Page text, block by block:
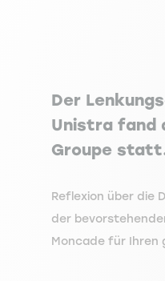
Der
Unistra fand
Groupe
Reflexion über die
der
Moncade für Ihren